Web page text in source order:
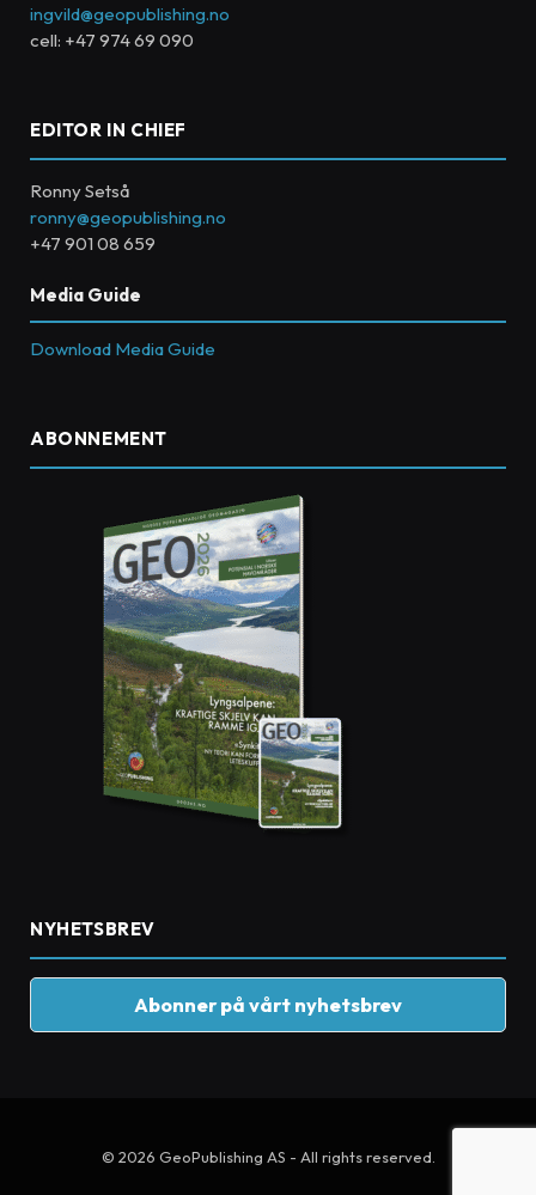
ingvild@geopublishing.no
cell: +47 974 69 090
EDITOR IN CHIEF
Ronny Setså
ronny@geopublishing.no
+47 901 08 659
Media Guide
Download Media Guide
ABONNEMENT
NYHETSBREV
Abonner på vårt nyhetsbrev
© 2026 GeoPublishing AS - All rights reserved.